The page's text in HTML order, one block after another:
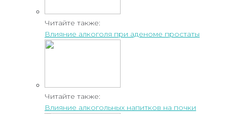
Читайте также:
Влияние алкоголя при аденоме простаты
Читайте также:
Влияние алкогольных напитков на почки